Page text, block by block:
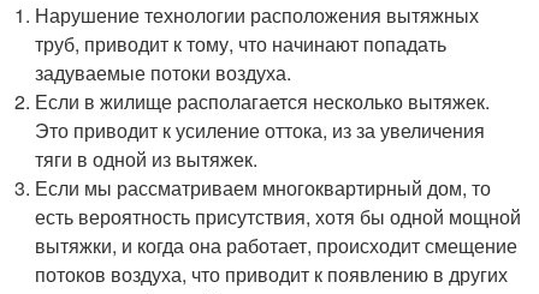
Нарушение технологии расположения вытяжных
труб, приводит к тому, что начинают попадать
задуваемые потоки воздуха.
Если в жилище располагается несколько вытяжек.
Это приводит к усиление оттока, из за увеличения
тяги в одной из вытяжек.
Если мы рассматриваем многоквартирный дом, то
есть вероятность присутствия, хотя бы одной мощной
вытяжки, и когда она работает, происходит смещение
потоков воздуха, что приводит к появлению в других